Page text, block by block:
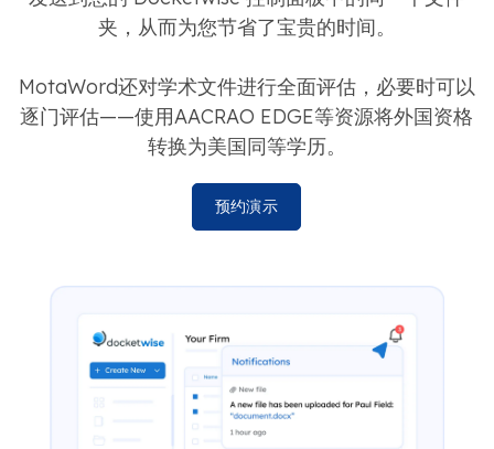
夹，从而为您节省了宝贵的时间。
MotaWord还对学术文件进行全面评估，必要时可以
逐门评估——使用AACRAO EDGE等资源将外国资格
转换为美国同等学历。
预约演示